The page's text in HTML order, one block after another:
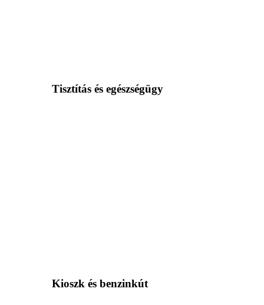
Tisztítás és egészségügy
Kioszk és benzinkút